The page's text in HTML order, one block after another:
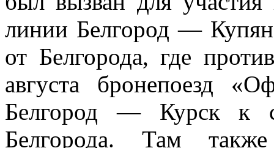
линии Белгород —
от Белгорода, где
августа бронепоезд
Белгород — Курск к
Белгорода. Там также